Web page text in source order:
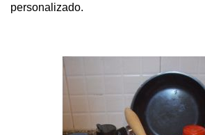
personalizado.